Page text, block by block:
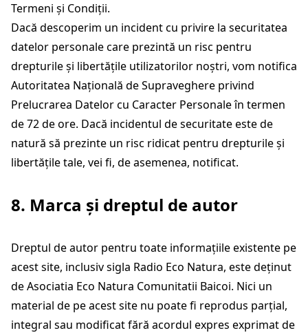
Termeni și Condiții.
Dacă descoperim un incident cu privire la securitatea
datelor personale care prezintă un risc pentru
drepturile și libertățile utilizatorilor noștri, vom notifica
Autoritatea Națională de Supraveghere privind
Prelucrarea Datelor cu Caracter Personale în termen
de 72 de ore. Dacă incidentul de securitate este de
natură să prezinte un risc ridicat pentru drepturile și
libertățile tale, vei fi, de asemenea, notificat.
8. Marca și dreptul de autor
Dreptul de autor pentru toate informațiile existente pe
acest site, inclusiv sigla Radio Eco Natura, este deținut
de Asociatia Eco Natura Comunitatii Baicoi. Nici un
material de pe acest site nu poate fi reprodus parțial,
integral sau modificat fără acordul expres exprimat de